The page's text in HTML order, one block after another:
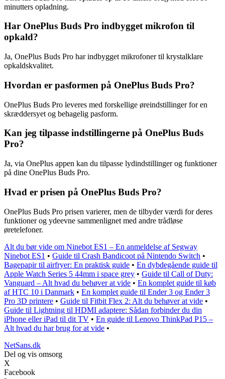
minutters opladning.
Har OnePlus Buds Pro indbygget mikrofon til
opkald?
Ja, OnePlus Buds Pro har indbygget mikrofoner til krystalklare
opkaldskvalitet.
Hvordan er pasformen på OnePlus Buds Pro?
OnePlus Buds Pro leveres med forskellige øreindstillinger for en
skræddersyet og behagelig pasform.
Kan jeg tilpasse indstillingerne på OnePlus Buds
Pro?
Ja, via OnePlus appen kan du tilpasse lydindstillinger og funktioner
på dine OnePlus Buds Pro.
Hvad er prisen på OnePlus Buds Pro?
OnePlus Buds Pro prisen varierer, men de tilbyder værdi for deres
funktioner og ydeevne sammenlignet med andre trådløse
øretelefoner.
Alt du bør vide om Ninebot ES1 – En anmeldelse af Segway
Ninebot ES1 • Guide til Crash Bandicoot på Nintendo Switch •
Bagepapir til airfryer: En praktisk guide • En dybdegående guide til
Apple Watch Series 5 44mm i space grey • Guide til Call of Duty:
Vanguard – Alt hvad du behøver at vide • En komplet guide til køb
af HTC 10 i Danmark • En komplet guide til Ender 3 og Ender 3
Pro 3D printere • Guide til Fitbit Flex 2: Alt du behøver at vide •
Guide til Lightning til HDMI adaptere: Sådan forbinder du din
iPhone eller iPad til dit TV • En guide til Lenovo ThinkPad P15 –
Alt hvad du har brug for at vide •
NetSans.dk
Del og vis omsorg
X
Facebook